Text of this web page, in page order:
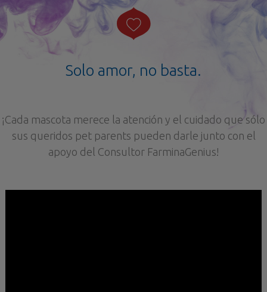
Solo amor, no basta.
¡Cada mascota merece la atención y el cuidado que sólo
sus queridos pet parents pueden darle junto con el
apoyo del Consultor FarminaGenius!